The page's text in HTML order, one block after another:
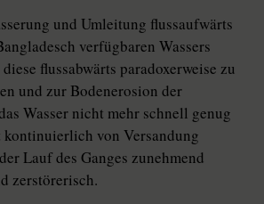
und Umleitung flussaufwärts
verfügbaren Wassers
flussabwärts paradoxerweise zu
und zur Bodenerosion der
Wasser nicht mehr schnell genug
kontinuierlich von Versandung
Lauf des Ganges zunehmend
zerstörerisch.